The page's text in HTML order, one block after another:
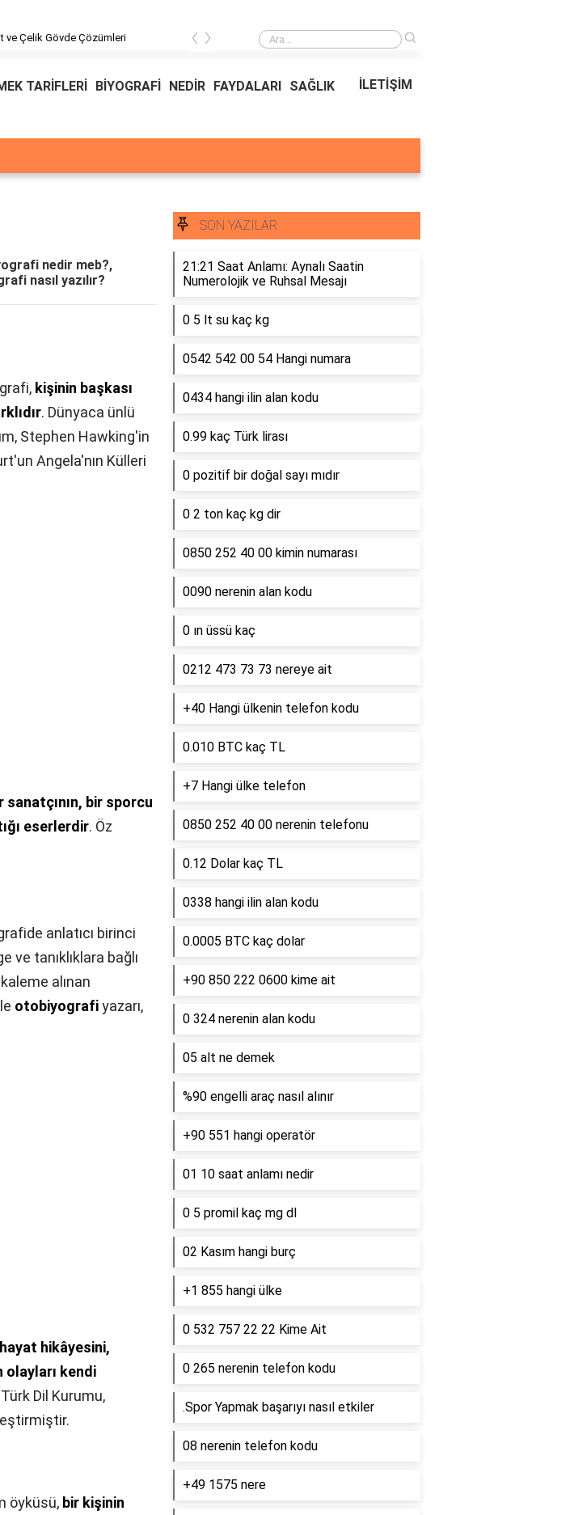
Ödeal Müşteri Hizmetleri
‹ ›
TARİFLERİ BİYOGRAFİ NEDİR FAYDALARI SAĞLIK İLETİŞİM
nedir meb?,
nasıl yazılır?
kişinin başkası
. Dünyaca ünlü
Stephen Hawking'in
Angela'nın Külleri
sanatçının, bir sporcu
eserlerdir. Öz
anlatıcı birinci
tanıklıklara bağlı
alınan
otobiyografiyazarı,
hikâyesini,
olayları kendi
Dil Kurumu,
öyküsü, bir kişinin
SON YAZILAR
21:21 Saat Anlamı: Aynalı Saatin
Numerolojik ve Ruhsal Mesajı
0 5 lt su kaç kg
0542 542 00 54 Hangi numara
0434 hangi ilin alan kodu
0.99 kaç Türk lirası
0 pozitif bir doğal sayı mıdır
0 2 ton kaç kg dir
0850 252 40 00 kimin numarası
0090 nerenin alan kodu
0 ın üssü kaç
0212 473 73 73 nereye ait
+40 Hangi ülkenin telefon kodu
0.010 BTC kaç TL
+7 Hangi ülke telefon
0850 252 40 00 nerenin telefonu
0.12 Dolar kaç TL
0338 hangi ilin alan kodu
0.0005 BTC kaç dolar
+90 850 222 0600 kime ait
0 324 nerenin alan kodu
05 alt ne demek
%90 engelli araç nasıl alınır
+90 551 hangi operatör
01 10 saat anlamı nedir
0 5 promil kaç mg dl
02 Kasım hangi burç
+1 855 hangi ülke
0 532 757 22 22 Kime Ait
0 265 nerenin telefon kodu
.Spor Yapmak başarıyı nasıl etkiler
08 nerenin telefon kodu
+49 1575 nere